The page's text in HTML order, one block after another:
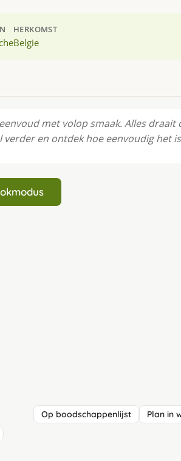
HERKOMST
Belgie
met volop smaak. Alles draait
en ontdek hoe eenvoudig het
Op boodschappenlijst Plan in